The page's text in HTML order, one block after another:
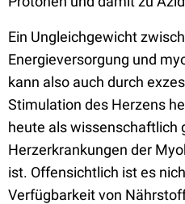
Ein Ungleichgewicht
Energieversorgung und
kann also auch durch
Stimulation des Herzens
heute als wissenschaftlich
Herzerkrankungen der
ist. Offensichtlich ist es
Verfügbarkeit von